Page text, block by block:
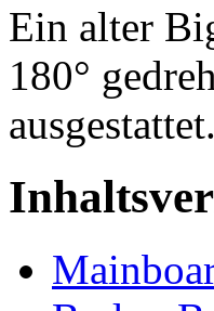
Ein alter
180°
ausgestattet.